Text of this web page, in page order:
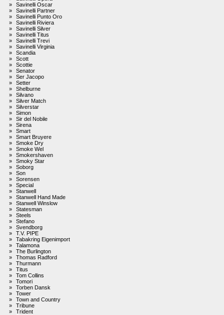
»
Savinelli Oscar
»
Savinelli Partner
»
Savinelli Punto Oro
»
Savinelli Riviera
»
Savinelli Silver
»
Savinelli Titus
»
Savinelli Trevi
»
Savinelli Virginia
»
Scandia
»
Scott
»
Scottie
»
Senator
»
Ser Jacopo
»
Setter
»
Shelburne
»
Silvano
»
Silver Match
»
Silverstar
»
Simon
»
Sir del Nobile
»
Sirena
»
Smart
»
Smart Bruyere
»
Smoke Dry
»
Smoke Wel
»
Smokershaven
»
Smoky Star
»
Soborg
»
Son
»
Sorensen
»
Special
»
Stanwell
»
Stanwell Hand Made
»
Stanwell Winslow
»
Statesman
»
Steels
»
Stefano
»
Svendborg
»
T.V. PIPE
»
Tabakring Eigenimport
»
Talamona
»
The Burlington
»
Thomas Radford
»
Thurmann
»
Titus
»
Tom Collins
»
Tomori
»
Torben Dansk
»
Tower
»
Town and Country
»
Tribune
»
Trident